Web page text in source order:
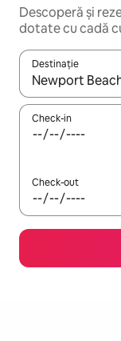
Descoperă și
dotate cu cadă
Destinație
Când se încarcă
Check-in
Check-out